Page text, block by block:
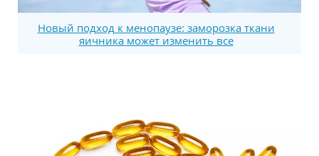
Новый подход к менопаузе: заморозка ткани
яичника может изменить все